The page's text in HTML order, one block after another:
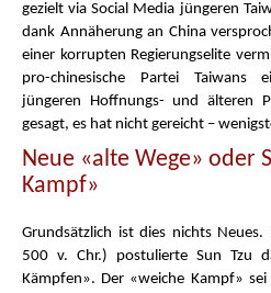
gezielt via Social Media jüngeren
dank Annäherung an China
einer korrupten Regierungselite
pro-chinesische Partei Taiwans
jüngeren Hoffnungs- und älteren
gesagt, es hat nicht gereicht –
Neue «alte Wege» oder
Kampf»
Grundsätzlich ist dies nichts
500 v. Chr.) postulierte Sun Tzu
Kämpfen». Der «weiche Kampf»